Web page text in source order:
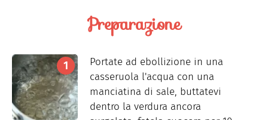
Preparazione
Portate ad ebollizione in una
casseruola l'acqua con una
manciatina di sale, buttatevi
dentro la verdura ancora